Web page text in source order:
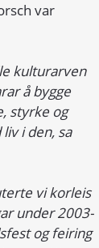
var
kulturarven
å bygge
styrke og
i den, sa
vi korleis
under 2003-
og feiring